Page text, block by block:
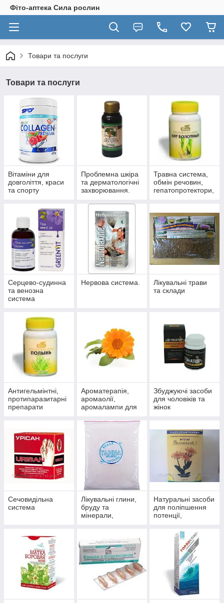
Фіто-аптека Сила рослин
Товари та послуги
Товари та послуги
Вітаміни для
довголіття, краси
та спорту
Проблемна шкіра
та дерматологічні
захворювання.
Травна система,
обмін речовин,
гепатопротектори,
Серцево-судинна
та венозна
система
Нервова система.
Лікувальні трави
та склади
Антигельмінтні,
протипаразитарні
препарати
Ароматерапія,
аромаолії,
аромалампи для
приміщень
Збуджуючі засоби
для чоловіків та
жінок
Сечовидільна
система
Лікувальні глини,
бруду та
мінерали,
концентрати для
прийняття ванн.
Натуральні засоби
для поліпшення
потенції,
чоловічого
здоров'я